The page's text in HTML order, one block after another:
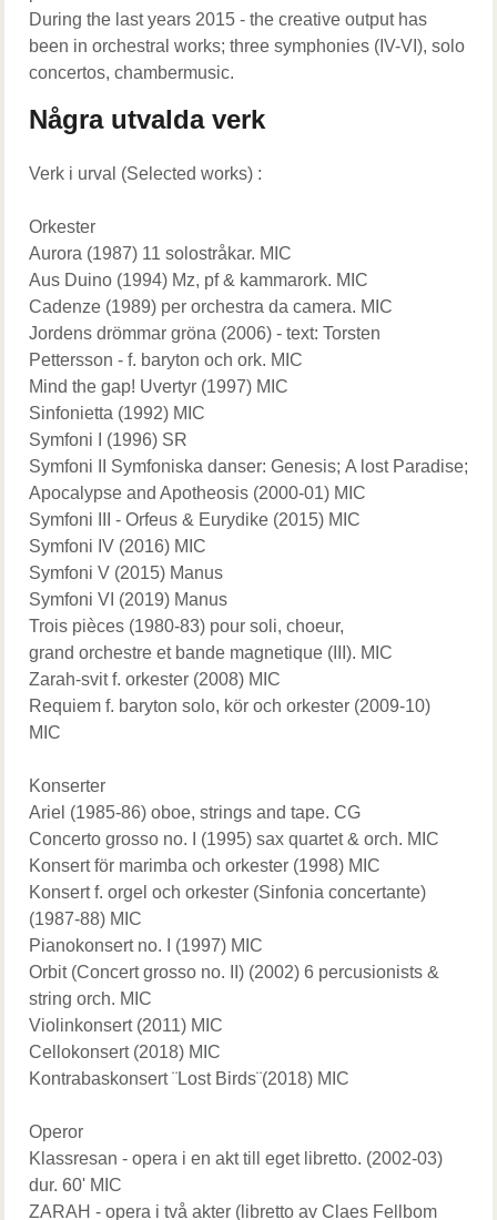
During the last years 2015 - the creative output has
been in orchestral works; three symphonies (IV-VI), solo
concertos, chambermusic.
Några utvalda verk
Verk i urval (Selected works) :
Orkester
Aurora (1987) 11 solostråkar. MIC
Aus Duino (1994) Mz, pf & kammarork. MIC
Cadenze (1989) per orchestra da camera. MIC
Jordens drömmar gröna (2006) - text: Torsten
Pettersson - f. baryton och ork. MIC
Mind the gap! Uvertyr (1997) MIC
Sinfonietta (1992) MIC
Symfoni I (1996) SR
Symfoni II Symfoniska danser: Genesis; A lost Paradise;
Apocalypse and Apotheosis (2000-01) MIC
Symfoni III - Orfeus & Eurydike (2015) MIC
Symfoni IV (2016) MIC
Symfoni V (2015) Manus
Symfoni VI (2019) Manus
Trois pièces (1980-83) pour soli, choeur,
grand orchestre et bande magnetique (III). MIC
Zarah-svit f. orkester (2008) MIC
Requiem f. baryton solo, kör och orkester (2009-10)
MIC
Konserter
Ariel (1985-86) oboe, strings and tape. CG
Concerto grosso no. I (1995) sax quartet & orch. MIC
Konsert för marimba och orkester (1998) MIC
Konsert f. orgel och orkester (Sinfonia concertante)
(1987-88) MIC
Pianokonsert no. I (1997) MIC
Orbit (Concert grosso no. II) (2002) 6 percusionists &
string orch. MIC
Violinkonsert (2011) MIC
Cellokonsert (2018) MIC
Kontrabaskonsert ¨Lost Birds¨(2018) MIC
Operor
Klassresan - opera i en akt till eget libretto. (2002-03)
dur. 60' MIC
ZARAH - opera i två akter (libretto av Claes Fellbom